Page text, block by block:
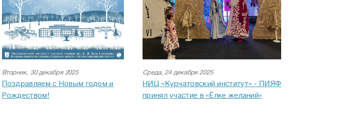
Вторник, 30 декабря 2025
Поздравляем с Новым годом и
Рождеством!
Среда, 24 декабря 2025
НИЦ «Курчатовский институт» - ПИЯФ
принял участие в «Ёлке желаний»